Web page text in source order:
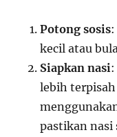
Potong sosis
kecil atau
Siapkan nasi
lebih
pastikan